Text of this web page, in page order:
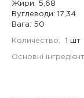
Жири: 5,68
Вуглеводи: 17,34
Вага: 50
Количество: 1 шт
Основні